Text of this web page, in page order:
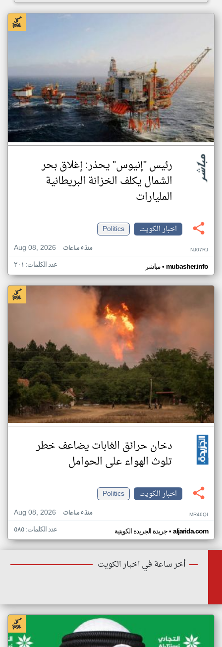
رئيس "إنيوس" يحذر: إغلاق بحر
الشمال يكلف الخزانة البريطانية
المليارات
اخبار الكويت
Politics
Aug 08, 2026
منذ ٥ ساعات NJ07RJ
مباشر• mubasher.info عدد الكلمات: ٢٠١
دخان حرائق الغابات يضاعف خطر
تلوث الهواء على الحوامل
اخبار الكويت
Politics
Aug 08, 2026
منذ ٥ ساعات MR46QI
جريدة الجريدة الكويتية• aljarida.com عدد الكلمات: ٥٨٥
أخر ساعة في اخبار الكويت